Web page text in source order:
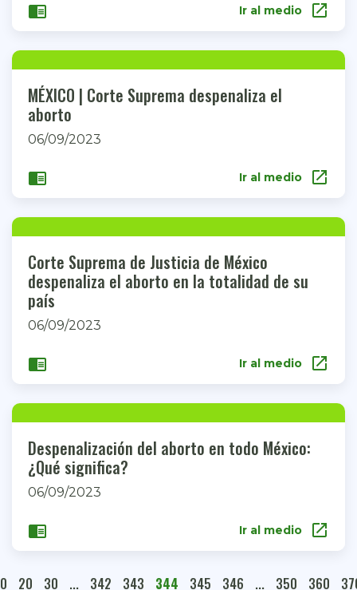
chrome_reader_mode Ir al medio open_in_new
MÉXICO | Corte Suprema despenaliza el
aborto
06/09/2023
chrome_reader_mode Ir al medio open_in_new
Corte Suprema de Justicia de México
despenaliza el aborto en la totalidad de su
país
06/09/2023
chrome_reader_mode Ir al medio open_in_new
Despenalización del aborto en todo México:
¿Qué significa?
06/09/2023
chrome_reader_mode Ir al medio open_in_new
20 30 ... 342 343 344 345 346 ... 350 360